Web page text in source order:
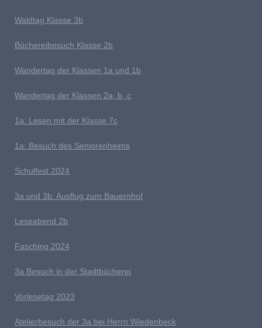
Waldtag Klasse 3b
Büchereibesuch Klasse 2b
Wandertag der Klassen 1a und 1b
Wandertag der Klassen 2a, b, c
1a: Lesen mit der Klasse 7c
1a: Besuch des Seniorenheims
Schulfest 2024
3a und 3b: Ausflug zum Bauernhof
L eseabend 2b
Fasching 2024
3a Besuch in der Stadtbücherei
Vorlesetag 2023
Atelierbesuch der 3a bei Herrn Wiedenbeck